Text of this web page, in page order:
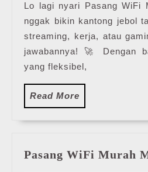
Lo lagi nyari Pasang WiFi
nggak bikin kantong jebol
streaming, kerja, atau
jawabannya! 🚀 Dengan
yang fleksibel,
Read More
More
Pasang WiFi Murah